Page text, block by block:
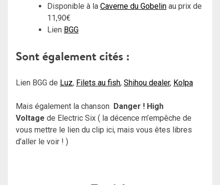
Disponible à la Caverne du Gobelin au prix de
11,90€
Lien BGG
Sont également cités :
Lien BGG de Luz, Filets au fish, Shihou dealer, Kolpa
Mais également la chanson Danger ! High
Voltage de Electric Six ( la décence m’empêche de
vous mettre le lien du clip ici, mais vous êtes libres
d’aller le voir ! )